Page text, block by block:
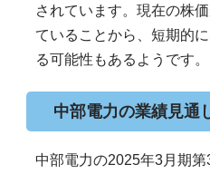
されています。現在の株
ていることから、短期的
る可能性もあるようです。
中部電力の業績見通
中部電力の2025年3月期